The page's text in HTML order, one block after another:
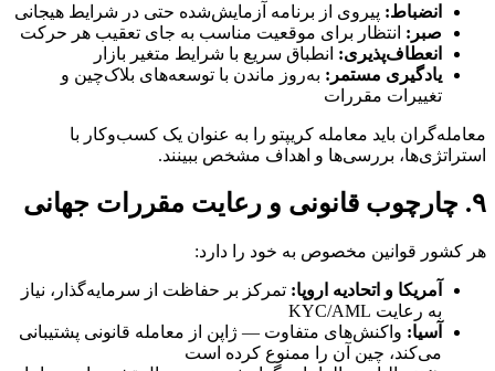
انضباط: پیروی از برنامه آزمایش‌شده حتی در شرایط هیجانی
صبر: انتظار برای موقعیت مناسب به جای تعقیب هر حرکت
انعطاف‌پذیری: انطباق سریع با شرایط متغیر بازار
یادگیری مستمر: به‌روز ماندن با توسعه‌های بلاک‌چین و
تغییرات مقررات
معامله‌گران باید معامله کریپتو را به عنوان یک کسب‌وکار با
استراتژی‌ها، بررسی‌ها و اهداف مشخص ببینند.
۹. چارچوب قانونی و رعایت مقررات جهانی
هر کشور قوانین مخصوص به خود را دارد:
آمریکا و اتحادیه اروپا: تمرکز بر حفاظت از سرمایه‌گذار، نیاز
به رعایت KYC/AML
آسیا: واکنش‌های متفاوت — ژاپن از معامله قانونی پشتیبانی
می‌کند، چین آن را ممنوع کرده است